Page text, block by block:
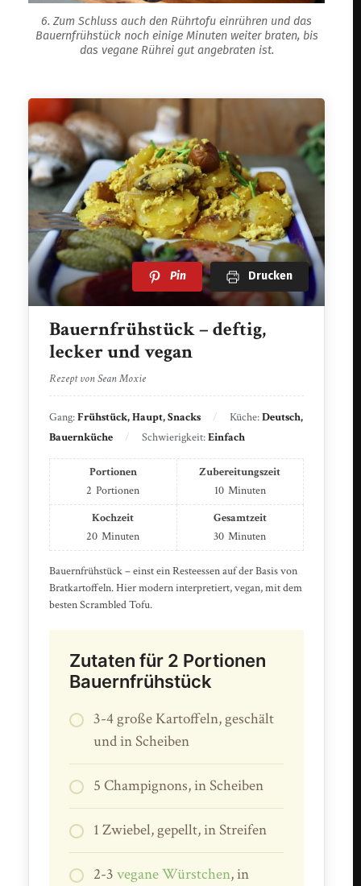
6. Zum Schluss auch den Rührtofu einrühren und das
Bauernfrühstück noch einige Minuten weiter braten, bis
das vegane Rührei gut angebraten ist.
Pin Drucken
Bauernfrühstück – deftig,
lecker und vegan
Rezept von Sean Moxie
Gang:Frühstück, Haupt, Snacks Küche:Deutsch,
Bauernküche
Schwierigkeit:Einfach
Portionen
2 Portionen
Zubereitungszeit
10 Minuten
Kochzeit
20 Minuten
Gesamtzeit
30 Minuten
Bauernfrühstück – einst ein Resteessen auf der Basis von
Bratkartoffeln. Hier modern interpretiert, vegan, mit dem
besten Scrambled Tofu.
Zutaten für 2 Portionen
Bauernfrühstück
3-4 große Kartoffeln, geschält
und in Scheiben
5 Champignons, in Scheiben
1 Zwiebel, gepellt, in Streifen
2-3vegane Würstchen, in